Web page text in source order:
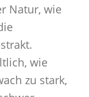
Natur, wie
wie
zu stark,